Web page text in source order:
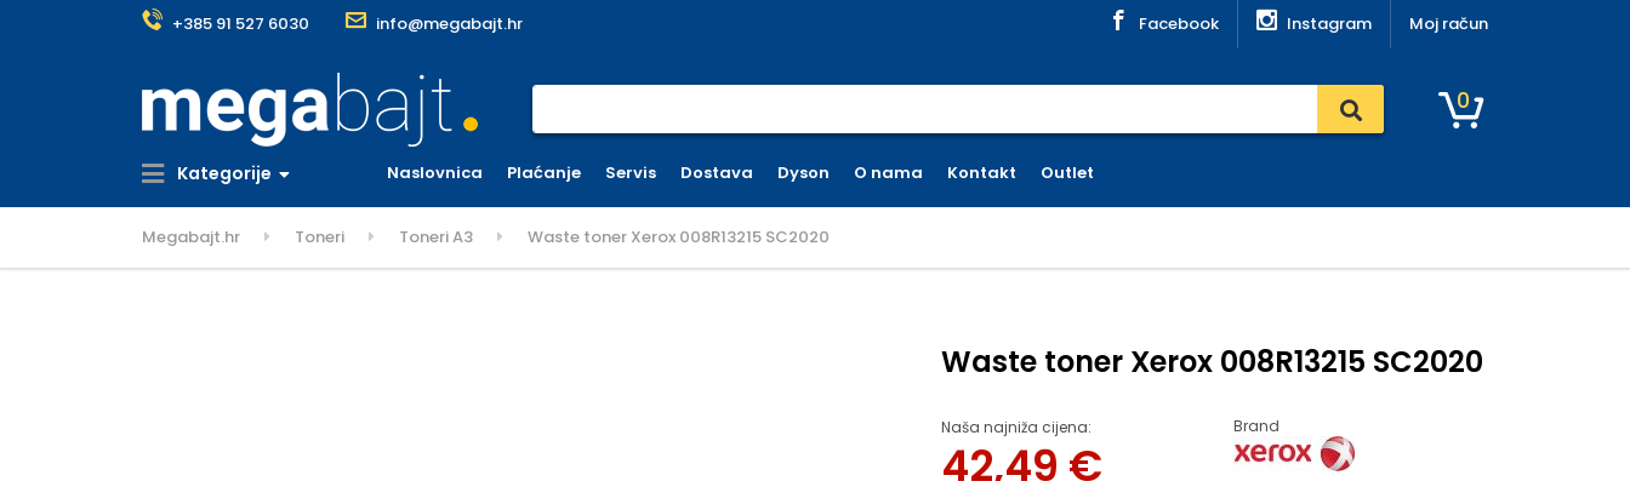
+385 91 527 6030 info@megabajt.hr Facebook Instagram Moj račun
0
Kategorije Naslovnica Plaćanje Servis Dostava Dyson O nama Kontakt Outlet
Megabajt.hr Toneri Toneri A3 Waste toner Xerox 008R13215 SC2020
Waste toner Xerox 008R13215 SC2020
Naša najniža cijena:
42,49 €
Brand